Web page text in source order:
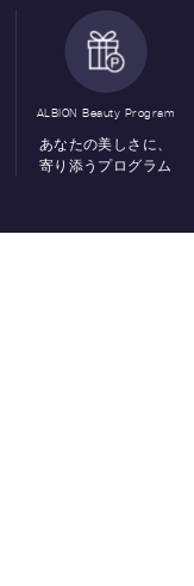
ALBION Beauty Program
あなたの美しさに、
寄り添うプログラム